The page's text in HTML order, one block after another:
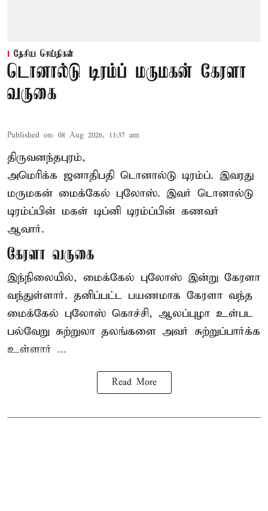
தேசிய செய்திகள்
டொனால்டு டிரம்ப் மருமகன் கேரளா
வருகை
Published on: 08 Aug 2026, 11:37 am
திருவனந்தபுரம்,
அமெரிக்க ஜனாதிபதி டொனால்டு டிரம்ப். இவரது
மருமகன் மைக்கேல் புலோஸ். இவர் டொனால்டு
டிரம்ப்பின் மகள் டிப்னி டிரம்ப்பின் கணவர்
ஆவார்.
கேரளா வருகை
இந்நிலையில், மைக்கேல் புலோஸ் இன்று கேரளா
வந்துள்ளார். தனிப்பட்ட பயணமாக கேரளா வந்த
மைக்கேல் புலோஸ் கொச்சி, ஆலப்புழா உள்பட
பல்வேறு சுற்றுலா தலங்களை அவர் சுற்றுப்பார்க்க
உள்ளார் ...
Read More